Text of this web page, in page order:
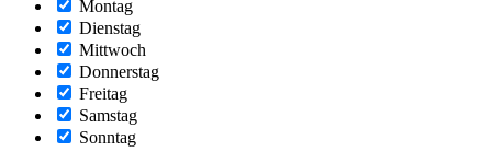
Montag
Dienstag
Mittwoch
Donnerstag
Freitag
Samstag
Sonntag